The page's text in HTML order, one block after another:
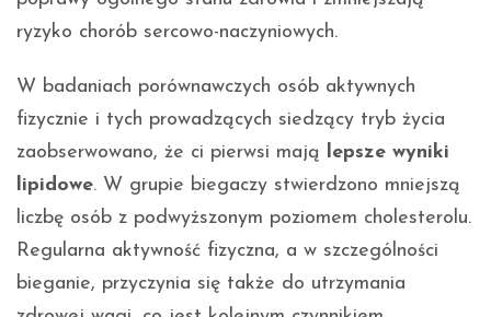
ryzyko chorób sercowo-naczyniowych.
W badaniach porównawczych osób aktywnych
fizycznie i tych prowadzących siedzący tryb życia
zaobserwowano, że ci pierwsi mają lepsze wyniki
lipidowe. W grupie biegaczy stwierdzono mniejszą
liczbę osób z podwyższonym poziomem cholesterolu.
Regularna aktywność fizyczna, a w szczególności
bieganie, przyczynia się także do utrzymania